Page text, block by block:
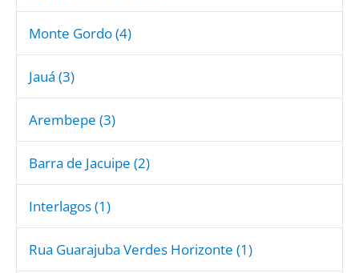
Monte Gordo (4)
Jauá (3)
Arembepe (3)
Barra de Jacuipe (2)
Interlagos (1)
Rua Guarajuba Verdes Horizonte (1)